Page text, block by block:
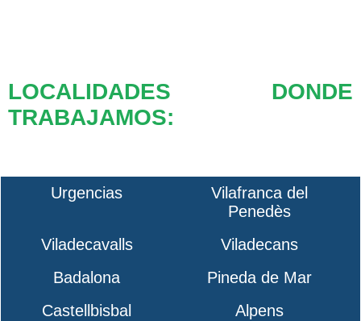
LOCALIDADES DONDE
TRABAJAMOS:
Urgencias
Vilafranca del
Penedès
Viladecavalls
Viladecans
Badalona
Pineda de Mar
Castellbisbal
Alpens